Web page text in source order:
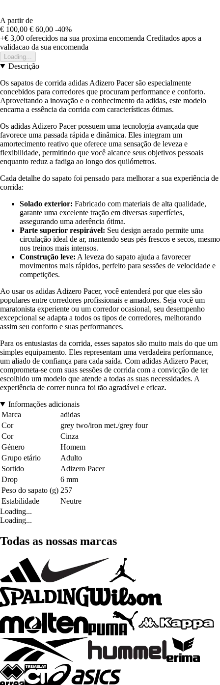
A partir de
€ 100,00 € 60,00 -40%
+€ 3,00 oferecidos na sua proxima encomenda Creditados apos a
validacao da sua encomenda
Loading...
Descrição
Os sapatos de corrida adidas Adizero Pacer são especialmente
concebidos para corredores que procuram performance e conforto.
Aproveitando a inovação e o conhecimento da adidas, este modelo
encarna a essência da corrida com características ótimas.
Os adidas Adizero Pacer possuem uma tecnologia avançada que
favorece uma passada rápida e dinâmica. Eles integram um
amortecimento reativo que oferece uma sensação de leveza e
flexibilidade, permitindo que você alcance seus objetivos pessoais
enquanto reduz a fadiga ao longo dos quilómetros.
Cada detalhe do sapato foi pensado para melhorar a sua experiência de
corrida:
Solado exterior: Fabricado com materiais de alta qualidade,
garante uma excelente tração em diversas superfícies,
assegurando uma aderência ótima.
Parte superior respirável: Seu design aerado permite uma
circulação ideal de ar, mantendo seus pés frescos e secos, mesmo
nos treinos mais intensos.
Construção leve: A leveza do sapato ajuda a favorecer
movimentos mais rápidos, perfeito para sessões de velocidade e
competições.
Ao usar os adidas Adizero Pacer, você entenderá por que eles são
populares entre corredores profissionais e amadores. Seja você um
maratonista experiente ou um corredor ocasional, seu desempenho
excepcional se adapta a todos os tipos de corredores, melhorando
assim seu conforto e suas performances.
Para os entusiastas da corrida, esses sapatos são muito mais do que um
simples equipamento. Eles representam uma verdadeira performance,
um aliado de confiança para cada saída. Com adidas Adizero Pacer,
comprometa-se com suas sessões de corrida com a convicção de ter
escolhido um modelo que atende a todas as suas necessidades. A
experiência de correr nunca foi tão agradável e eficaz.
Informações adicionais
Marca
adidas
Cor
grey two/iron met./grey four
Cor
Cinza
Género
Homem
Grupo etário
Adulto
Sortido
Adizero Pacer
Drop
6 mm
Peso do sapato (g) 257
Estabilidade
Neutre
Loading...
Loading...
Todas as nossas marcas